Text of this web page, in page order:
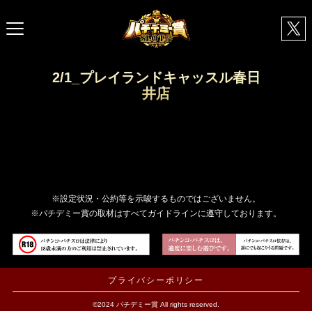
2/1_プレイランドキャッスル春日
井店
※設定状況・公約等を示唆するものではございません。
※パチデミー賞の取材はすべてガイドラインに遵守しております。
プライバシーポリシー
©2024 パチデミー賞 All rights reserved.